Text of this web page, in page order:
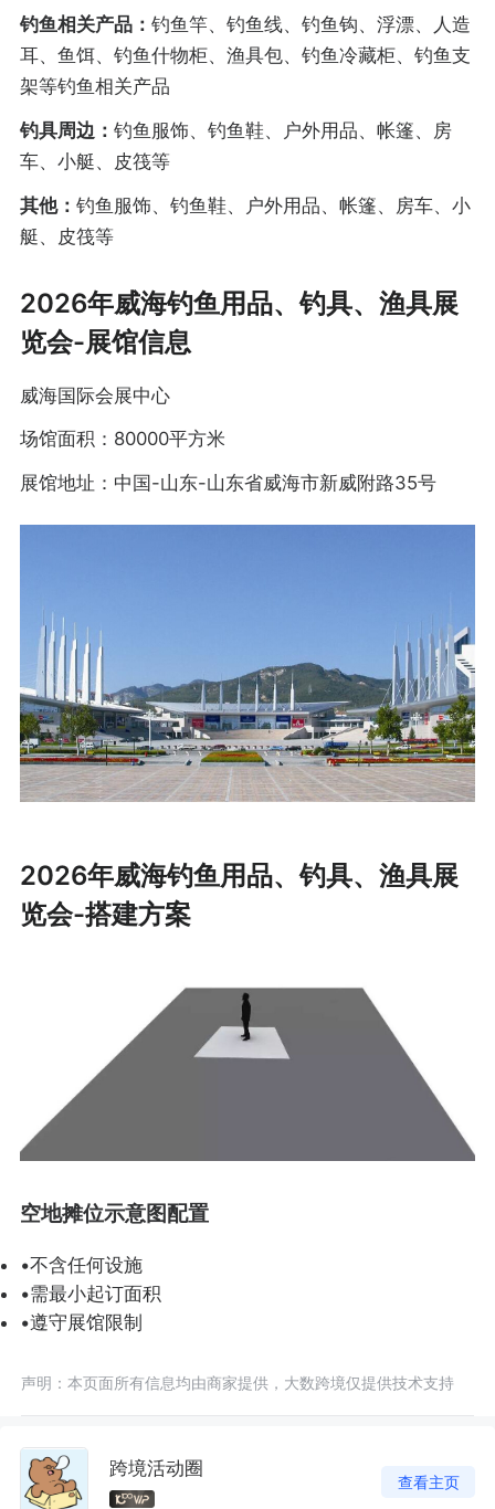
钓鱼相关产品： 钓鱼竿、钓鱼线、钓鱼钩、浮漂、人造
耳、鱼饵、钓鱼什物柜、渔具包、钓鱼冷藏柜、钓鱼支
架等钓鱼相关产品
钓具周边： 钓鱼服饰、钓鱼鞋、户外用品、帐篷、房
车、小艇、皮筏等
其他： 钓鱼服饰、钓鱼鞋、户外用品、帐篷、房车、小
艇、皮筏等
2026年威海钓鱼用品、钓具、渔具展
览会-展馆信息
威海国际会展中心
场馆面积：80000平方米
展馆地址：中国-山东-山东省威海市新威附路35号
2026年威海钓鱼用品、钓具、渔具展
览会-搭建方案
空地摊位示意图配置
•不含任何设施
•需最小起订面积
•遵守展馆限制
声明：本页面所有信息均由商家提供，大数跨境仅提供技术支持
跨境活动圈
查看主页